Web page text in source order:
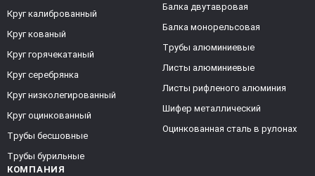
КОМПАНИЯ
Круг калиброванный
Круг кованый
Круг горячекатаный
Круг серебрянка
Круг низколегированный
Круг оцинкованный
Трубы бесшовные
Трубы бурильные
Балка двутавровая
Балка монорельсовая
Трубы алюминиевые
Листы алюминиевые
Листы рифленого алюминия
Шифер металлический
Оцинкованная сталь в рулонах